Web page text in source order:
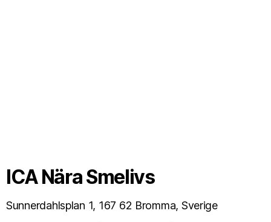
ICA Nära Smelivs
Sunnerdahlsplan 1, 167 62 Bromma, Sverige